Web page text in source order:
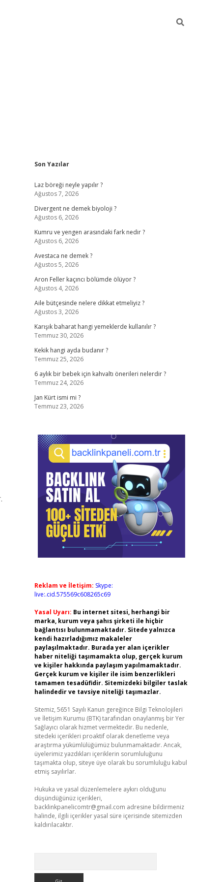
Sidebar
Son Yazılar
Laz böreği neyle yapılır ?
Ağustos 7, 2026
Divergent ne demek biyoloji ?
Ağustos 6, 2026
Kumru ve yengen arasındaki fark nedir ?
Ağustos 6, 2026
Avestaca ne demek ?
Ağustos 5, 2026
Aron Feller kaçıncı bölümde ölüyor ?
Ağustos 4, 2026
Aile bütçesinde nelere dikkat etmeliyiz ?
Ağustos 3, 2026
Karışık baharat hangi yemeklerde kullanılır ?
Temmuz 30, 2026
Kekik hangi ayda budanır ?
Temmuz 25, 2026
6 aylık bir bebek için kahvaltı önerileri nelerdir ?
Temmuz 24, 2026
Jan Kürt ismi mi ?
Temmuz 23, 2026
Reklam ve İletişim: Skype:
live:.cid.575569c608265c69
Yasal Uyarı: Bu internet sitesi, herhangi bir
marka, kurum veya şahıs şirketi ile hiçbir
bağlantısı bulunmamaktadır. Sitede yalnızca
kendi hazırladığımız makaleler
paylaşılmaktadır. Burada yer alan içerikler
haber niteliği taşımamakta olup, gerçek kurum
ve kişiler hakkında paylaşım yapılmamaktadır.
Gerçek kurum ve kişiler ile isim benzerlikleri
tamamen tesadüfidir. Sitemizdeki bilgiler taslak
halindedir ve tavsiye niteliği taşımazlar.
Sitemiz, 5651 Sayılı Kanun gereğince Bilgi Teknolojileri
ve İletişim Kurumu (BTK) tarafından onaylanmış bir Yer
Sağlayıcı olarak hizmet vermektedir. Bu nedenle,
sitedeki içerikleri proaktif olarak denetleme veya
araştırma yükümlülüğümüz bulunmamaktadır. Ancak,
üyelerimiz yazdıkları içeriklerin sorumluluğunu
taşımakta olup, siteye üye olarak bu sorumluluğu kabul
etmiş sayılırlar.
Hukuka ve yasal düzenlemelere aykırı olduğunu
düşündüğünüz içerikleri,
backlinkpanelicomtr@gmail.com adresine bildirmeniz
halinde, ilgili içerikler yasal süre içerisinde sitemizden
kaldırılacaktır.
vdcasino güncel giriş